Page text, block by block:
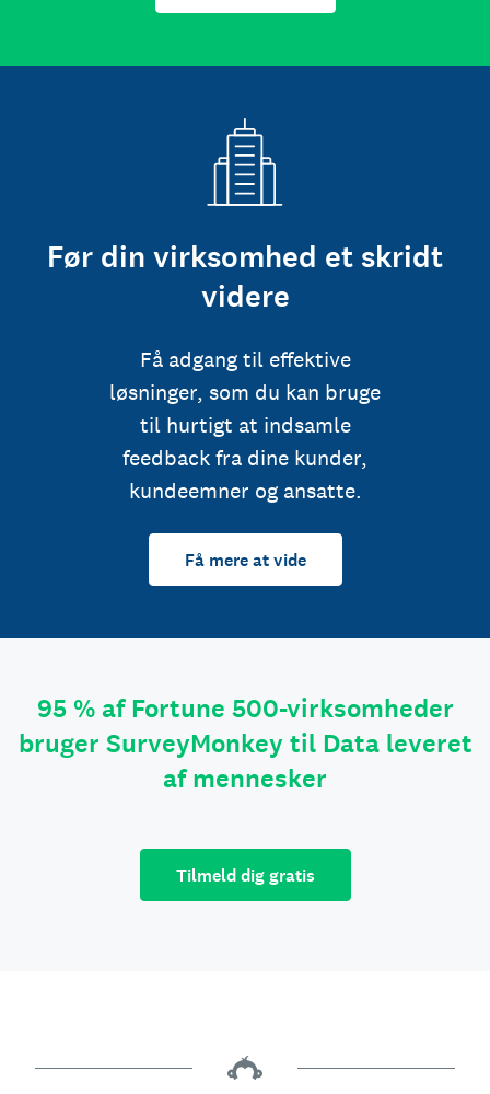
Før din virksomhed et skridt
videre
Få adgang til effektive
løsninger, som du kan bruge
til hurtigt at indsamle
feedback fra dine kunder,
kundeemner og ansatte.
Få mere at vide
95 % af Fortune 500-virksomheder
bruger SurveyMonkey til Data leveret
af mennesker
Tilmeld dig gratis